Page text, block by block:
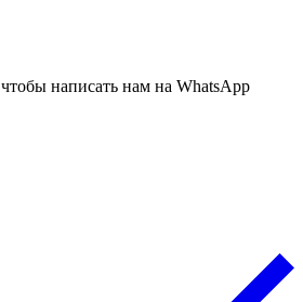
написать нам на WhatsApp